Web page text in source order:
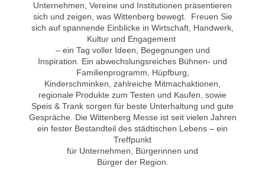
Unternehmen, Vereine und Institutionen präsentieren
sich und zeigen, was Wittenberg bewegt. Freuen Sie
sich auf spannende Einblicke in Wirtschaft, Handwerk,
Kultur und Engagement
– ein Tag voller Ideen, Begegnungen und
Inspiration. Ein abwechslungsreiches Bühnen- und
Familienprogramm, Hüpfburg,
Kinderschminken, zahlreiche Mitmachaktionen,
regionale Produkte zum Testen und Kaufen, sowie
Speis & Trank sorgen für beste Unterhaltung und gute
Gespräche. Die Wittenberg Messe ist seit vielen Jahren
ein fester Bestandteil des städtischen Lebens – ein
Treffpunkt
für Unternehmen, Bürgerinnen und
Bürger der Region.